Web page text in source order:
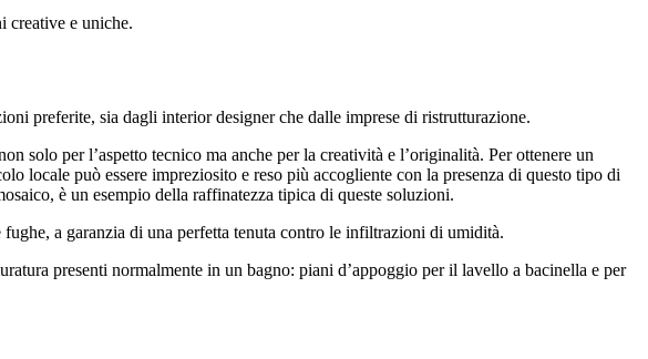
creative e uniche.
preferite, sia dagli interior designer che dalle imprese di ristrutturazione.
solo per l’aspetto tecnico ma anche per la creatività e l’originalità. Per ottenere un
locale può essere impreziosito e reso più accogliente con la presenza di questo tipo di
è un esempio della raffinatezza tipica di queste soluzioni.
a garanzia di una perfetta tenuta contro le infiltrazioni di umidità.
presenti normalmente in un bagno: piani d’appoggio per il lavello a bacinella e per